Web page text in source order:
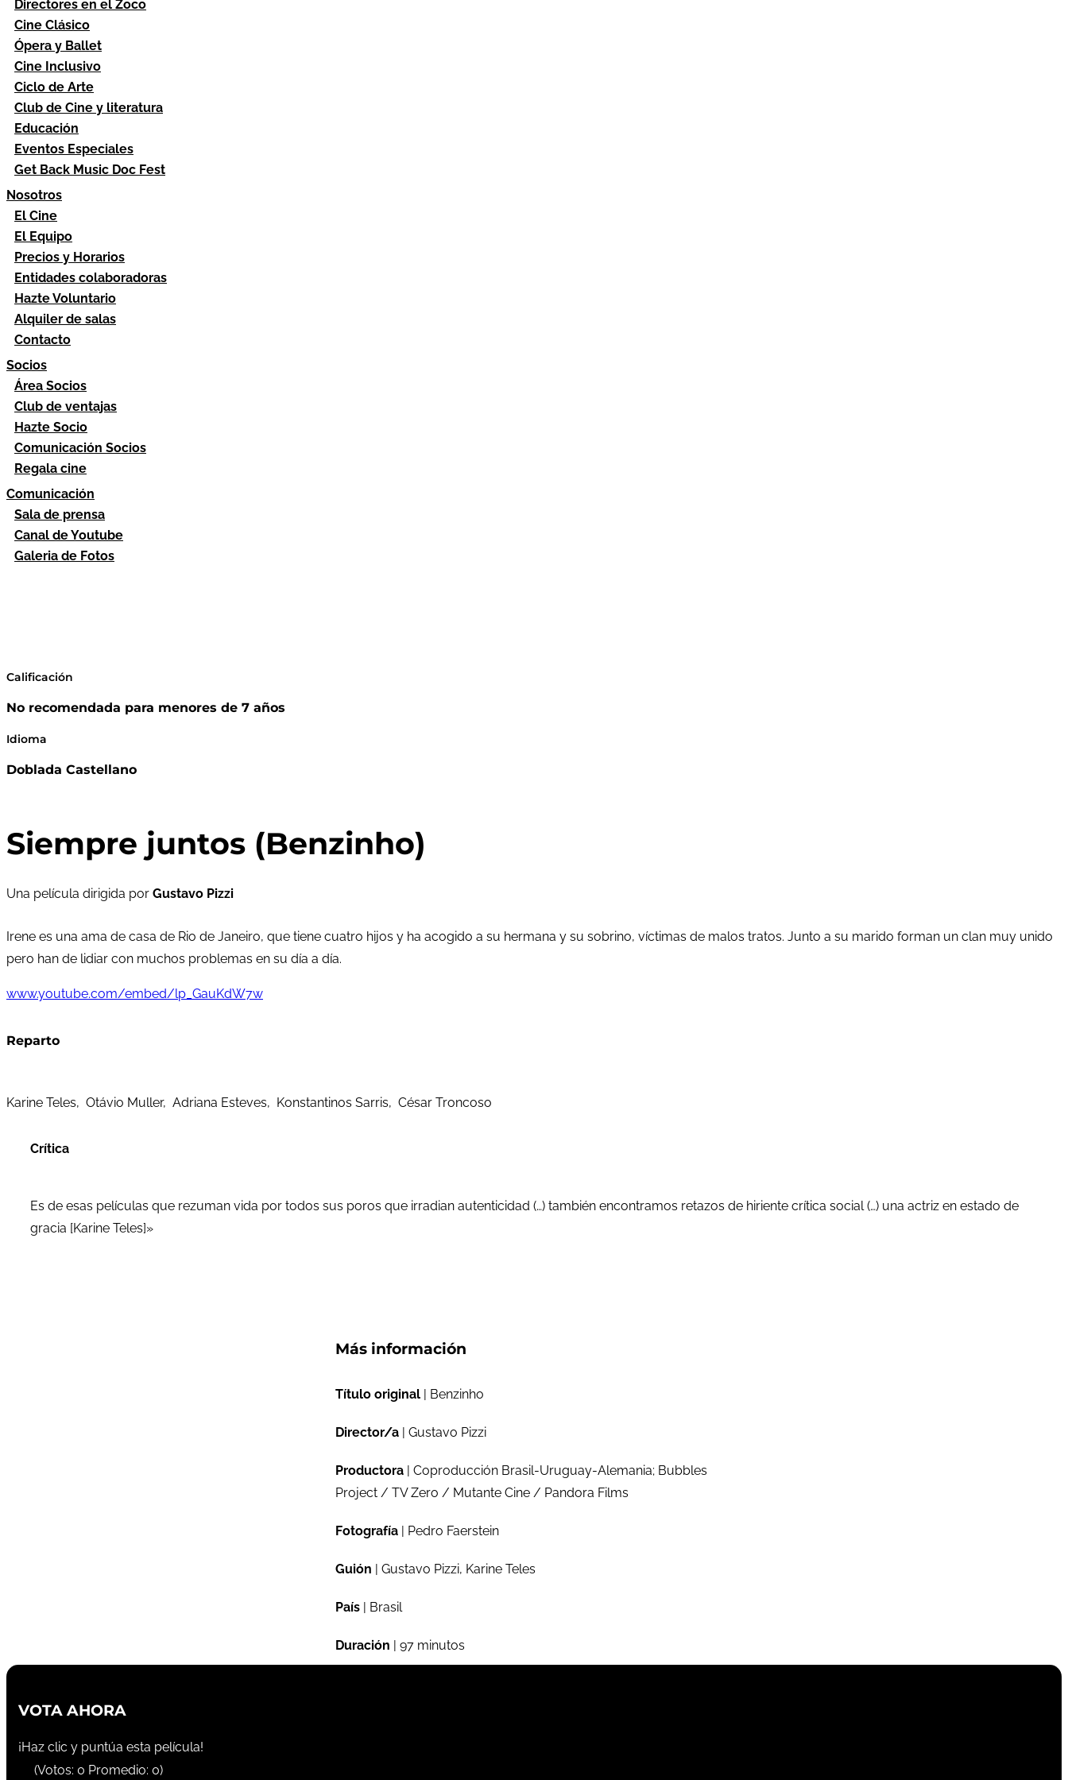
Directores en el Zoco
Cine Clásico
Ópera y Ballet
Cine Inclusivo
Ciclo de Arte
Club de Cine y literatura
Educación
Eventos Especiales
Get Back Music Doc Fest
Nosotros
El Cine
El Equipo
Precios y Horarios
Entidades colaboradoras
Hazte Voluntario
Alquiler de salas
Contacto
Socios
Área Socios
Club de ventajas
Hazte Socio
Comunicación Socios
Regala cine
Comunicación
Sala de prensa
Canal de Youtube
Galeria de Fotos
Calificación
No recomendada para menores de 7 años
Idioma
Doblada Castellano
Siempre juntos (Benzinho)
Una película dirigida por Gustavo Pizzi
Irene es una ama de casa de Rio de Janeiro, que tiene cuatro hijos y ha acogido a su hermana y su sobrino, víctimas de malos tratos. Junto a su marido forman un clan muy unido
pero han de lidiar con muchos problemas en su día a día.
www.youtube.com/embed/lp_GauKdW7w
Reparto
Karine Teles, Otávio Muller, Adriana Esteves, Konstantinos Sarris, César Troncoso
Crítica
Es de esas películas que rezuman vida por todos sus poros que irradian autenticidad (…) también encontramos retazos de hiriente crítica social (…) una actriz en estado de
gracia [Karine Teles]»
Más información
Título original | Benzinho
Director/a | Gustavo Pizzi
Productora | Coproducción Brasil-Uruguay-Alemania; Bubbles
Project / TV Zero / Mutante Cine / Pandora Films
Fotografía | Pedro Faerstein
Guión | Gustavo Pizzi, Karine Teles
País | Brasil
Duración | 97 minutos
VOTA AHORA
¡Haz clic y puntúa esta película!
(Votos: 0 Promedio: 0)